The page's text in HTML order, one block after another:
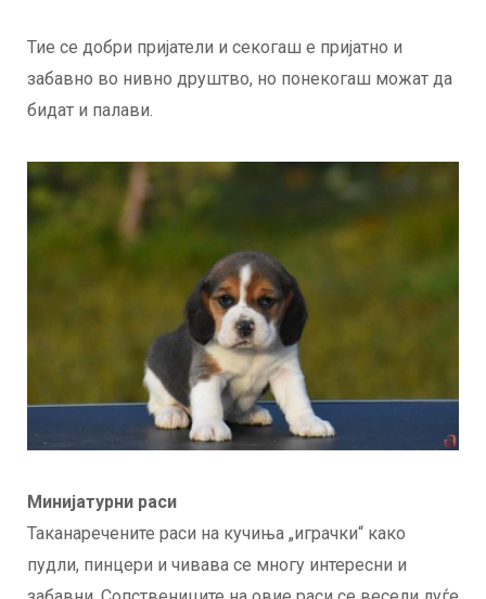
Тие се добри пријатели и секогаш е пријатно и
забавно во нивно друштво, но понекогаш можат да
бидат и палави.
Минијатурни раси
Таканаречените раси на кучиња „играчки“ како
пудли, пинцери и чивава се многу интересни и